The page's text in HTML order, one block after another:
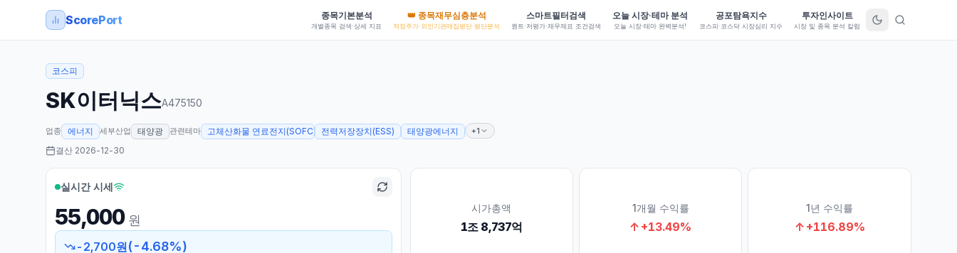
ScorePort 종목기본분석
개별종목 검색·상세 지표
👑 종목재무심층분석
적정주가·외인기관매집평단·평단분석
스마트필터검색
퀀트·저평가·재무제표 조건검색
오늘 시장·테마 분석
오늘 시장·테마 완벽분석!
공포탐욕지수
코스피·코스닥 시장심리 지수
투자인사이트
시장 및 종목 분석 칼럼
코스피
SK이터닉스A475150
업종 에너지 세부산업 태양광 관련테마 고체산화물 연료전지(SOFC) 전력저장장치(ESS) 태양광에너지 +1
결산 2026-12-30
실시간 시세
55,000 원
-2,700원 (-4.68%)
시가총액
1조 8,737억
1개월 수익률
↑ +13.49%
1년 수익률
↑ +116.89%